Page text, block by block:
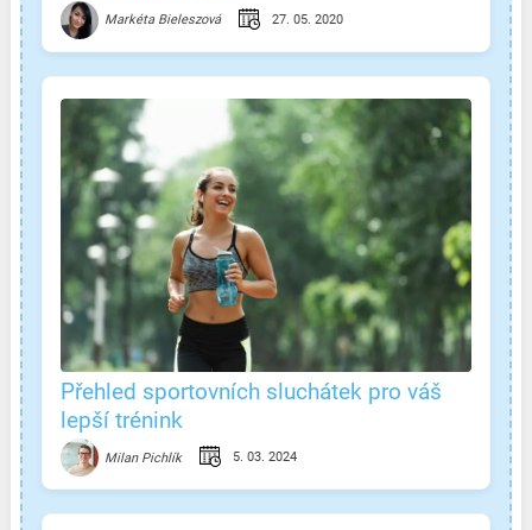
Markéta Bieleszová 27. 05. 2020
Přehled sportovních sluchátek pro váš
lepší trénink
Milan Pichlík 5. 03. 2024